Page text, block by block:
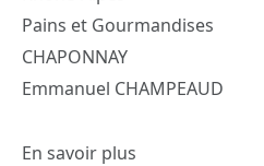
Pains et Gourmandises
CHAPONNAY
Emmanuel CHAMPEAUD
En savoir plus